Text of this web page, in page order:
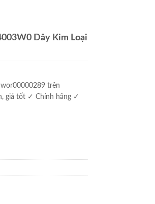
Dây Kim Loại
trên
giá tốt ✓ Chính hãng ✓